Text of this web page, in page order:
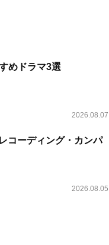
めドラマ3選
2026.08.07
コーディング・カンパ
2026.08.05